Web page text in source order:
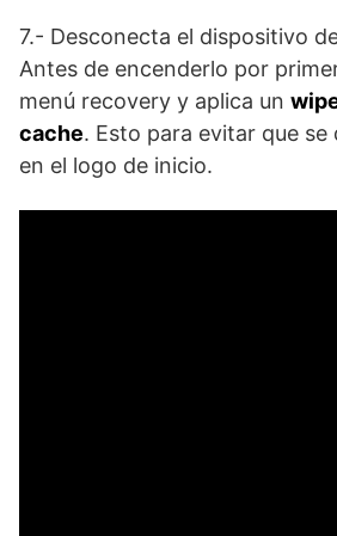
7.- Desconecta el dispositivo
Antes de encenderlo por
menú recovery y aplica un
cache. Esto para evitar que se
en el logo de inicio.